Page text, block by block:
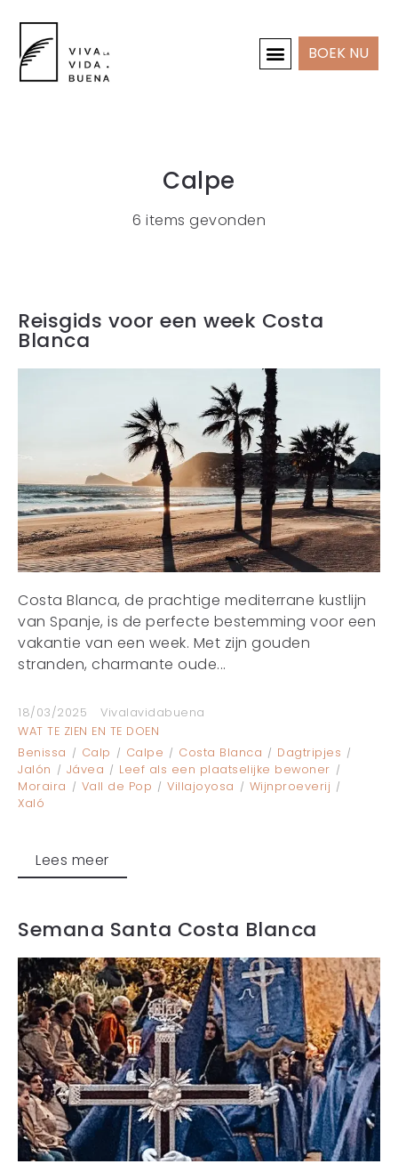
BOEK NU
Calpe
6 items gevonden
Reisgids voor een week Costa
Blanca
Costa Blanca, de prachtige mediterrane kustlijn
van Spanje, is de perfecte bestemming voor een
vakantie van een week. Met zijn gouden
stranden, charmante oude...
18/03/2025
Vivalavidabuena
WAT TE ZIEN EN TE DOEN
Benissa
Calp Calpe Costa Blanca
Dagtripjes
Jalón
Jávea
Leef als een plaatselijke bewoner
Moraira
Vall de Pop Villajoyosa
Wijnproeverij
Xaló
Lees meer
Semana Santa Costa Blanca